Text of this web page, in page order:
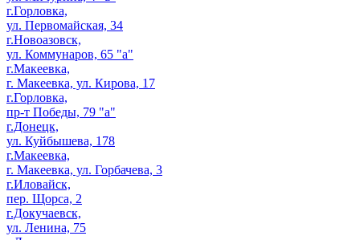
г.Горловка,
ул. Первомайская, 34
г.Новоазовск,
ул. Коммунаров, 65 "а"
г.Макеевка,
г. Макеевка, ул. Кирова, 17
г.Горловка,
пр-т Победы, 79 "а"
г.Донецк,
ул. Куйбышева, 178
г.Макеевка,
г. Макеевка, ул. Горбачева, 3
г.Иловайск,
пер. Щорса, 2
г.Докучаевск,
ул. Ленина, 75